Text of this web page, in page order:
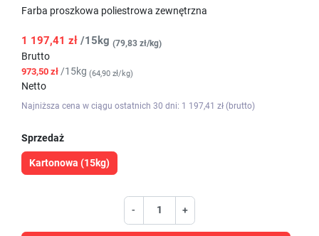
Farba proszkowa poliestrowa zewnętrzna
1 197,41 zł /15kg (79,83 zł/kg)
Brutto
973,50 zł /15kg (64,90 zł/kg)
Netto
Najniższa cena w ciągu ostatnich 30 dni: 1 197,41 zł (brutto)
Sprzedaż
Kartonowa (15kg)
- +